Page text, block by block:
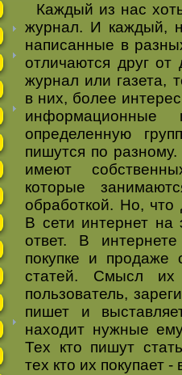
Каждый из нас
журнал. И каждый,
написанные в
отличаются друг от
журнал или газета,
в них, более
информационные
определенную
пишутся по
имеют
которые
обработкой. Но, что
В сети интернет на
ответ. В
покупке и продаже
статей. Смысл
пользователь,
пишет и
находит нужные
Тех кто пишут
тех кто их покупает